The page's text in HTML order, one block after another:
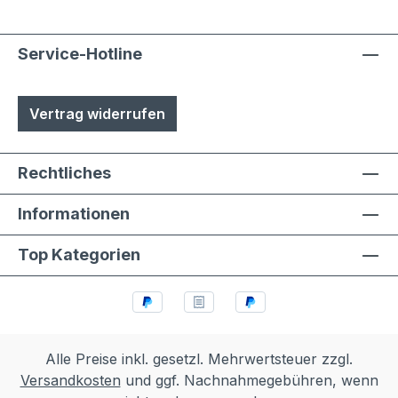
eloxierte Oberflächen, eine
lösungsmittelfreie Pulverlackierung (z.T.
Polyesterpulver in Fassadenqualität, dies
garantiert UV- und Wetterbeständigkeit-
mindestens ca. 70 µm
Service-Hotline
Vertrag widerrufen
Rechtliches
Informationen
Top Kategorien
Alle Preise inkl. gesetzl. Mehrwertsteuer zzgl.
Versandkosten und ggf. Nachnahmegebühren, wenn